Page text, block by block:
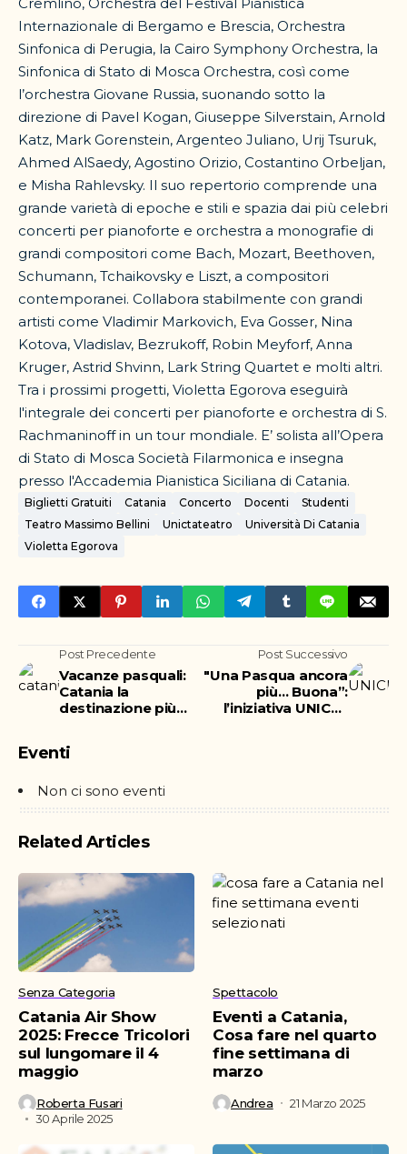
Internazionale di Bergamo e Brescia, Orchestra
Sinfonica di Perugia, la Cairo Symphony Orchestra, la
Sinfonica di Stato di Mosca Orchestra, così come
l’orchestra Giovane Russia, suonando sotto la
direzione di Pavel Kogan, Giuseppe Silverstain, Arnold
Katz, Mark Gorenstein, Argenteo Juliano, Urij Tsuruk,
Ahmed AlSaedy, Agostino Orizio, Costantino Orbeljan,
e Misha Rahlevsky. Il suo repertorio comprende una
grande varietà di epoche e stili e spazia dai più celebri
concerti per pianoforte e orchestra a monografie di
grandi compositori come Bach, Mozart, Beethoven,
Schumann, Tchaikovsky e Liszt, a compositori
contemporanei. Collabora stabilmente con grandi
artisti come Vladimir Markovich, Eva Gosser, Nina
Kotova, Vladislav, Bezrukoff, Robin Meyforf, Anna
Kruger, Astrid Shvinn, Lark String Quartet e molti altri.
Tra i prossimi progetti, Violetta Egorova eseguirà
l'integrale dei concerti per pianoforte e orchestra di S.
Rachmaninoff in un tour mondiale. E’ solista all’Opera
di Stato di Mosca Società Filarmonica e insegna
presso l'Accademia Pianistica Siciliana di Catania.
Biglietti Gratuiti Catania Concerto Docenti
Studenti
Teatro Massimo Bellini
Unictateatro
Università Di Catania
Violetta Egorova
Post Precedente
Vacanze pasquali:
Catania la
destinazione più
Post Successivo
"Una Pasqua ancora
più… Buona”:
l’iniziativa UNICEF
Eventi
Non ci sono eventi
Related Articles
Senza Categoria
Catania Air Show
2025: Frecce Tricolori
sul lungomare il 4
maggio
Roberta Fusari
30 Aprile 2025
Spettacolo
Eventi a Catania,
Cosa fare nel quarto
fine settimana di
marzo
Andrea 21 Marzo 2025